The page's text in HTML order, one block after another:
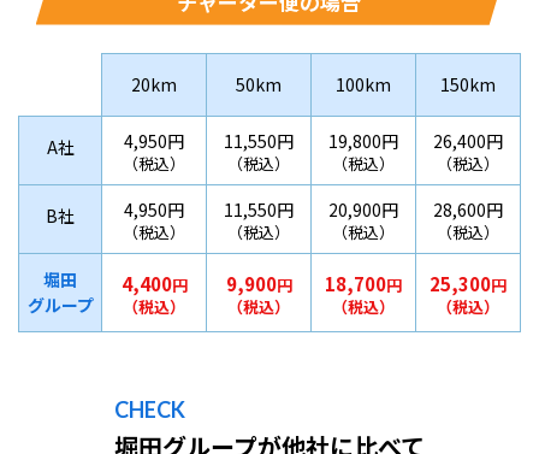
20km 50km 100km 150km
A社 4,950円
（税込）
11,550円
（税込）
19,800円
（税込）
26,400円
（税込）
B社 4,950円
（税込）
11,550円
（税込）
20,900円
（税込）
28,600円
（税込）
堀田
グループ
4,400円
（税込）
9,900円
（税込）
18,700円
（税込）
25,300円
（税込）
CHECK
堀田グループが他社に比べて